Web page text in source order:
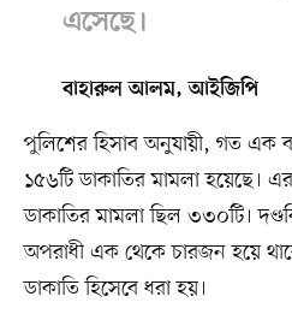
এসেছে।
বাহারুল আলম, আইজিপি
পুলিশের হিসাব অনুযায়ী, গত এক
১৫৬টি ডাকাতির মামলা
ডাকাতির মামলা ছিল ৩৩০টি।
অপরাধী এক থেকে চারজন হয়ে
ডাকাতি হিসেবে ধরা হয়।